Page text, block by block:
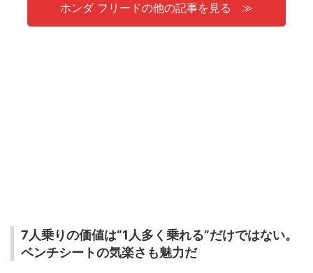
ホンダ フリードの他の記事を見る
7人乗りの価値は“1人多く乗れる”だけではない。
ベンチシートの気楽さも魅力だ